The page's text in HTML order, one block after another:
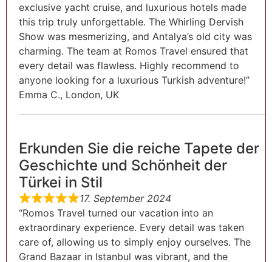
exclusive yacht cruise, and luxurious hotels made
this trip truly unforgettable. The Whirling Dervish
Show was mesmerizing, and Antalya’s old city was
charming. The team at Romos Travel ensured that
every detail was flawless. Highly recommend to
anyone looking for a luxurious Turkish adventure!”
Emma C., London, UK
Erkunden Sie die reiche Tapete der
Geschichte und Schönheit der
Türkei in Stil
17. September 2024
“Romos Travel turned our vacation into an
extraordinary experience. Every detail was taken
care of, allowing us to simply enjoy ourselves. The
Grand Bazaar in Istanbul was vibrant, and the